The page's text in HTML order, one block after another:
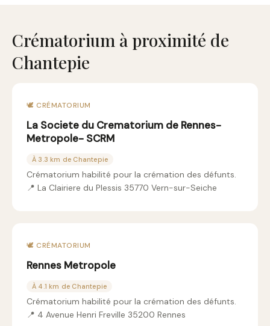
Crématorium à proximité de
Chantepie
🕊️ CRÉMATORIUM
La Societe du Crematorium de Rennes-
Metropole- SCRM
À 3.3 km de Chantepie
Crématorium habilité pour la crémation des défunts.
📍 La Clairiere du Plessis 35770 Vern-sur-Seiche
🕊️ CRÉMATORIUM
Rennes Metropole
À 4.1 km de Chantepie
Crématorium habilité pour la crémation des défunts.
📍 4 Avenue Henri Freville 35200 Rennes